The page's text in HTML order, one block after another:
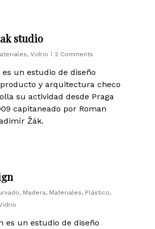
studio
,Vidrio 2 Comments
es un estudio de diseño
y arquitectura checo
su actividad desde Praga
capitaneado por Roman
Žák.
, Madera, Materiales, Plástico,
es un estudio de diseño